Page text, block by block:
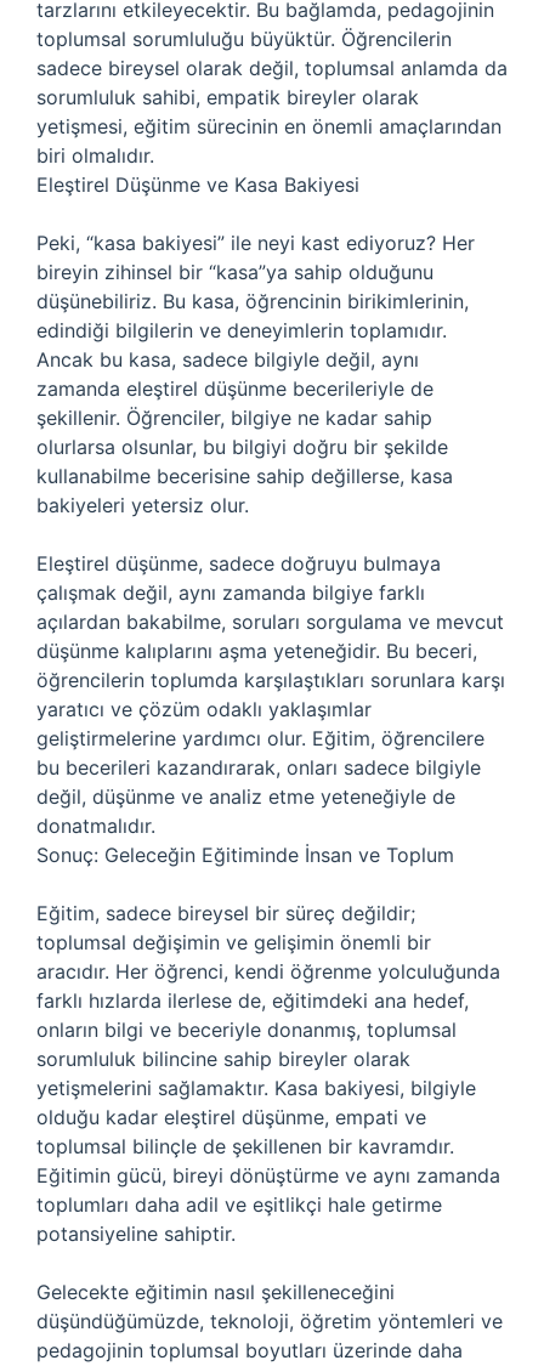
tarzlarını etkileyecektir. Bu bağlamda, pedagojinin
toplumsal sorumluluğu büyüktür. Öğrencilerin
sadece bireysel olarak değil, toplumsal anlamda da
sorumluluk sahibi, empatik bireyler olarak
yetişmesi, eğitim sürecinin en önemli amaçlarından
biri olmalıdır.
Eleştirel Düşünme ve Kasa Bakiyesi
Peki, “kasa bakiyesi” ile neyi kast ediyoruz? Her
bireyin zihinsel bir “kasa”ya sahip olduğunu
düşünebiliriz. Bu kasa, öğrencinin birikimlerinin,
edindiği bilgilerin ve deneyimlerin toplamıdır.
Ancak bu kasa, sadece bilgiyle değil, aynı
zamanda eleştirel düşünme becerileriyle de
şekillenir. Öğrenciler, bilgiye ne kadar sahip
olurlarsa olsunlar, bu bilgiyi doğru bir şekilde
kullanabilme becerisine sahip değillerse, kasa
bakiyeleri yetersiz olur.
Eleştirel düşünme, sadece doğruyu bulmaya
çalışmak değil, aynı zamanda bilgiye farklı
açılardan bakabilme, soruları sorgulama ve mevcut
düşünme kalıplarını aşma yeteneğidir. Bu beceri,
öğrencilerin toplumda karşılaştıkları sorunlara karşı
yaratıcı ve çözüm odaklı yaklaşımlar
geliştirmelerine yardımcı olur. Eğitim, öğrencilere
bu becerileri kazandırarak, onları sadece bilgiyle
değil, düşünme ve analiz etme yeteneğiyle de
donatmalıdır.
Sonuç: Geleceğin Eğitiminde İnsan ve Toplum
Eğitim, sadece bireysel bir süreç değildir;
toplumsal değişimin ve gelişimin önemli bir
aracıdır. Her öğrenci, kendi öğrenme yolculuğunda
farklı hızlarda ilerlese de, eğitimdeki ana hedef,
onların bilgi ve beceriyle donanmış, toplumsal
sorumluluk bilincine sahip bireyler olarak
yetişmelerini sağlamaktır. Kasa bakiyesi, bilgiyle
olduğu kadar eleştirel düşünme, empati ve
toplumsal bilinçle de şekillenen bir kavramdır.
Eğitimin gücü, bireyi dönüştürme ve aynı zamanda
toplumları daha adil ve eşitlikçi hale getirme
potansiyeline sahiptir.
Gelecekte eğitimin nasıl şekilleneceğini
düşündüğümüzde, teknoloji, öğretim yöntemleri ve
pedagojinin toplumsal boyutları üzerinde daha